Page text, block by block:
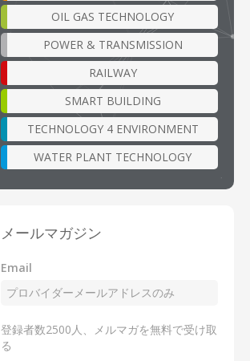
OIL GAS TECHNOLOGY
POWER & TRANSMISSION
RAILWAY
SMART BUILDING
TECHNOLOGY 4 ENVIRONMENT
WATER PLANT TECHNOLOGY
メールマガジン
Email
登録者数2500人、メルマガを無料で受け取
る